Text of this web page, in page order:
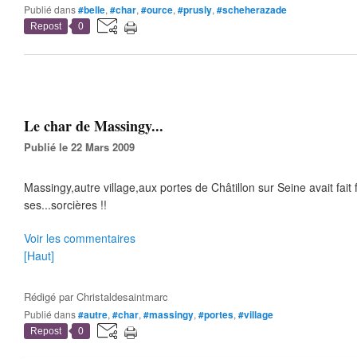
Publié dans#belle, #char, #ource, #prusly, #scheherazade
Repost 0
Le char de Massingy...
Publié le 22 Mars 2009
Massingy,autre village,aux portes de Châtillon sur Seine avait
ses...sorcières !!
Voir les commentaires
[Haut]
Rédigé parChristaldesaintmarc
Publié dans#autre, #char, #massingy, #portes, #village
Repost 0